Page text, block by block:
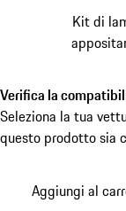
Kit di
Verifica la
Seleziona la tua
questo prodotto sia
Aggiungi al